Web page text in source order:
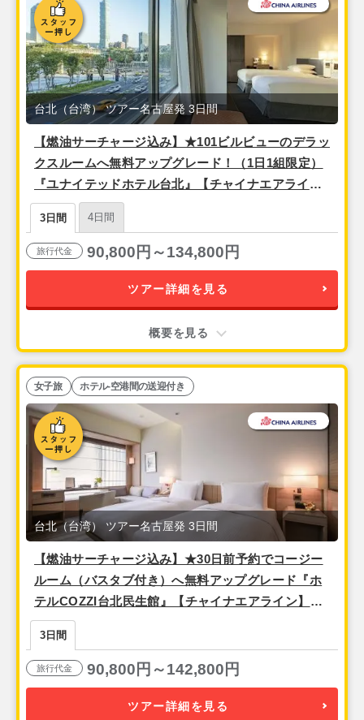
【燃油サーチャージ込み】★101ビルビューのデラッ
クスルームへ無料アップグレード！（1日1組限定）
『ユナイテッドホテル台北』【チャイナエアライ
ン】＜往路午前発／復路午後発＞安心の空港送迎付
き！ 2泊3日間
台北（台湾） ツアー名古屋発 3日間
3日間 4日間
旅行代金 90,800円～134,800円
ツアー詳細を見る
概要を見る
【燃油サーチャージ込み】★30日前予約でコージー
ルーム（バスタブ付き）へ無料アップグレード『ホ
テルCOZZI台北民生館』【チャイナエアライン】＜
往路午前発／復路午後発＞安心の空港送迎付き！ 2
泊3日間
台北（台湾） ツアー名古屋発 3日間
女子旅 ホテル-空港間の送迎付き
3日間
旅行代金 90,800円～142,800円
ツアー詳細を見る